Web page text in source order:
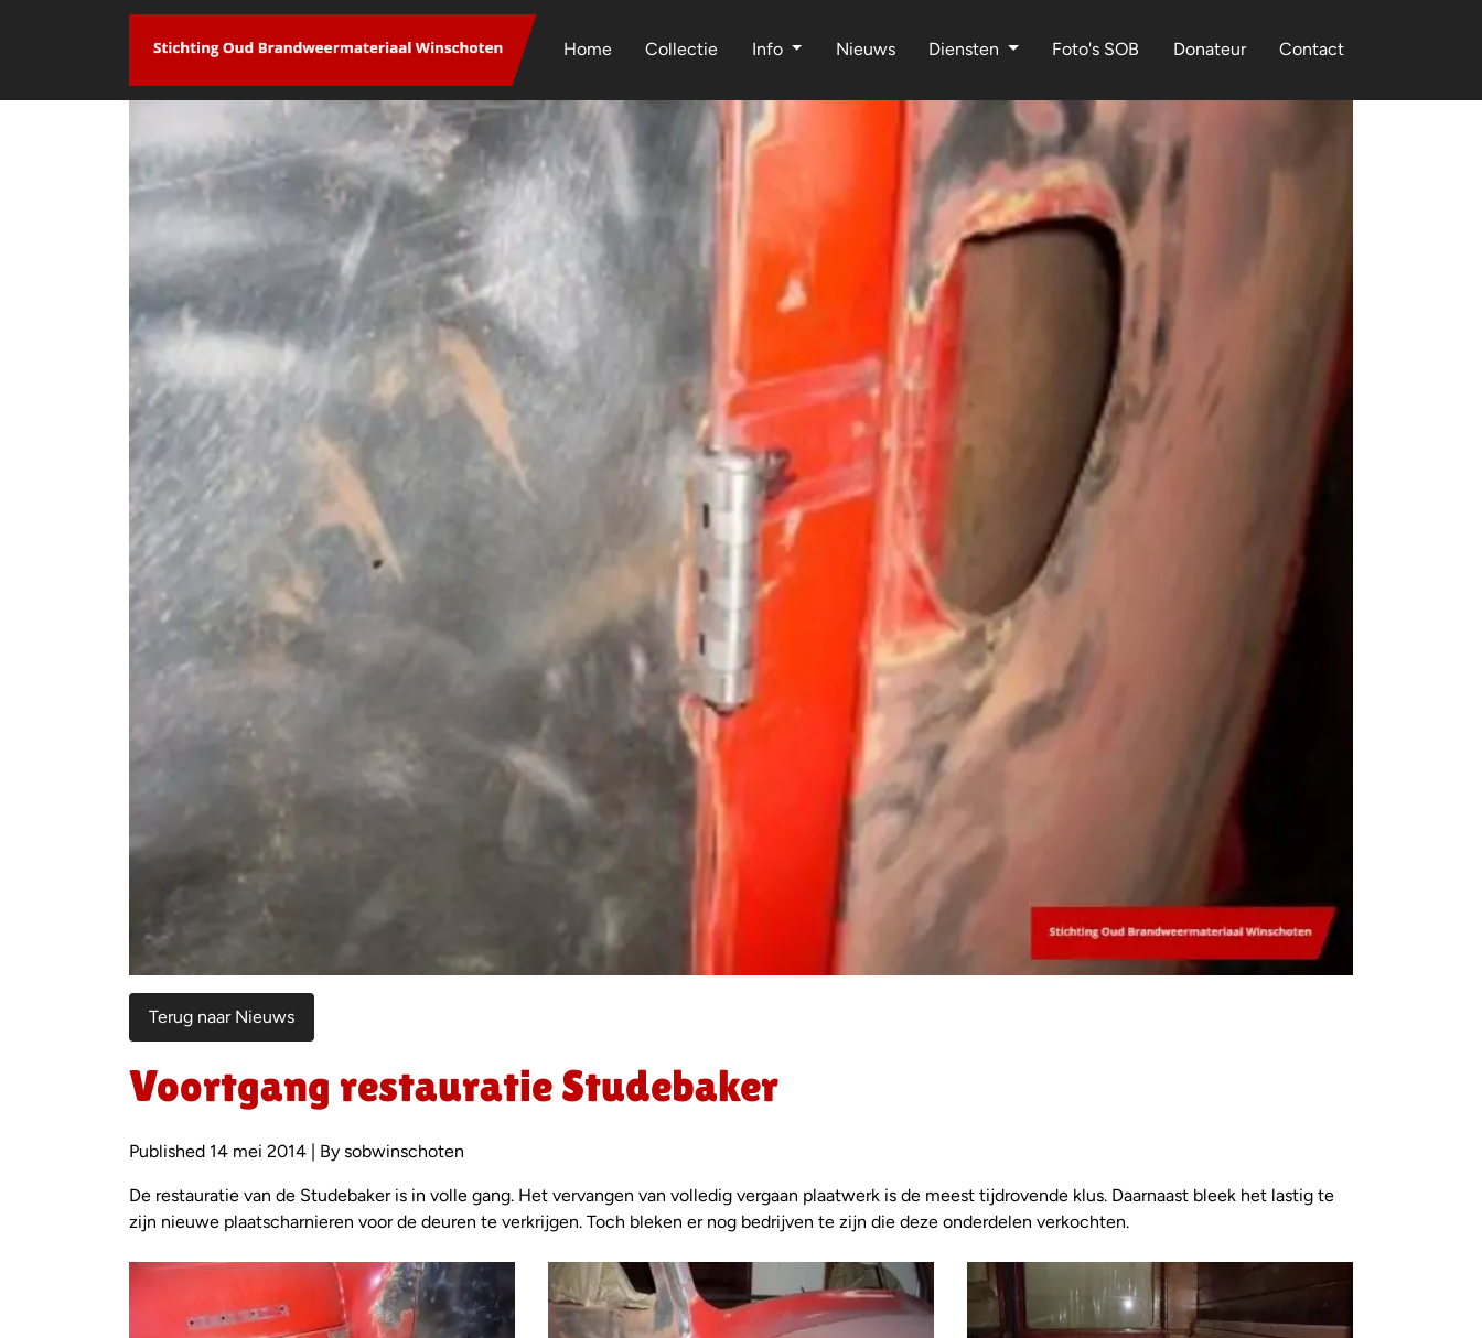
Home
Collectie Info Nieuws Diensten Foto's SOB Donateur Contact
Terug naar Nieuws
Voortgang restauratie Studebaker
Published 14 mei 2014 | By sobwinschoten
De restauratie van de Studebaker is in volle gang. Het vervangen van volledig vergaan plaatwerk is de meest tijdrovende klus. Daarnaast bleek het lastig te
zijn nieuwe plaatscharnieren voor de deuren te verkrijgen. Toch bleken er nog bedrijven te zijn die deze onderdelen verkochten.
Foto